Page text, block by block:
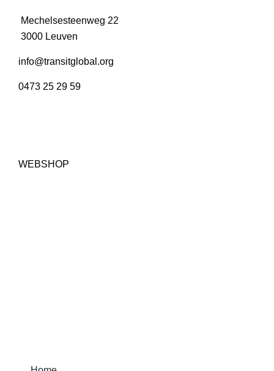
Mechelsesteenweg 22
3000 Leuven
info@transitglobal.org
0473 25 29 59
WEBSHOP